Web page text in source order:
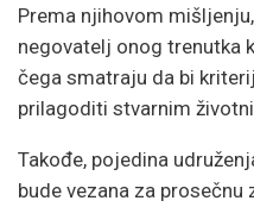
Prema njihovom
negovatelj onog trenutka
čega smatraju da bi
prilagoditi stvarnim
Takođe, pojedina
bude vezana za prosečnu